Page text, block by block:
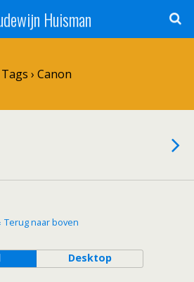
Huisman
Tags › Canon
Terug naar boven
Desktop